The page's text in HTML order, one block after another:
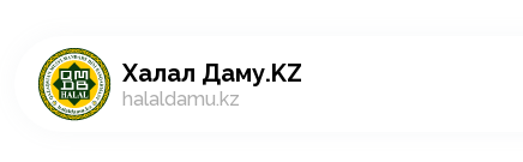
Халал Даму.KZ
halaldamu.kz